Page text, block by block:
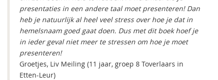
presentaties in een andere taal moet presenteren! Dan
heb je natuurlijk al heel veel stress over hoe je dat in
hemelsnaam goed gaat doen. Dus met dit boek hoef je
in ieder geval niet meer te stressen om hoe je moet
presenteren!
Groetjes, Liv Meiling (11 jaar, groep 8 Toverlaars in
Etten-Leur)